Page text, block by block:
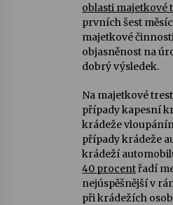
oblasti majetkové
prvních šest
majetkové
objasněnost na
dobrý výsledek.
Na majetkové
případy kapesní
krádeže
případy krádeže
krádeží
40 procentřadí
nejúspěšnější v
při krádežích